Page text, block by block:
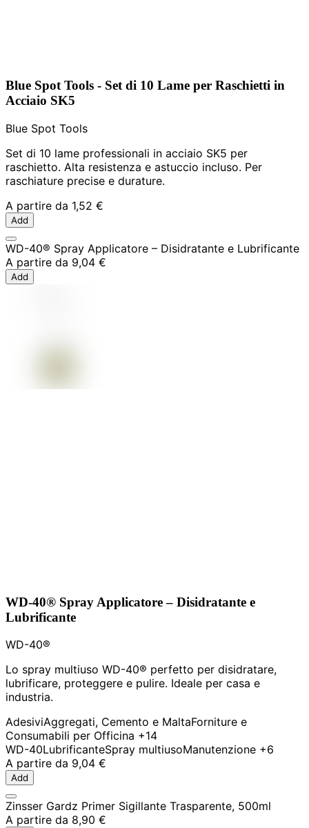
Blue Spot Tools - Set di 10 Lame per Raschietti in
Acciaio SK5
Blue Spot Tools
Set di 10 lame professionali in acciaio SK5 per
raschietto. Alta resistenza e astuccio incluso. Per
raschiature precise e durature.
A partire da 1,52 €
Add
WD-40® Spray Applicatore – Disidratante e Lubrificante
A partire da 9,04 €
Add
WD-40® Spray Applicatore – Disidratante e
Lubrificante
WD-40®
Lo spray multiuso WD-40® perfetto per disidratare,
lubrificare, proteggere e pulire. Ideale per casa e
industria.
AdesiviAggregati, Cemento e MaltaForniture e
Consumabili per Officina +14
WD-40LubrificanteSpray multiusoManutenzione +6
A partire da 9,04 €
Add
Zinsser Gardz Primer Sigillante Trasparente, 500ml
A partire da 8,90 €